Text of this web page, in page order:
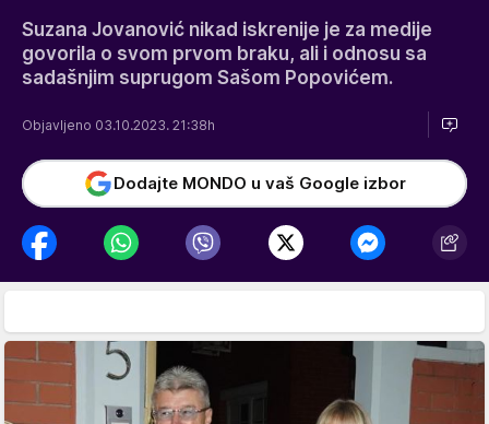
Suzana Jovanović nikad iskrenije je za medije
govorila o svom prvom braku, ali i odnosu sa
sadašnjim suprugom Sašom Popovićem.
Objavljeno 03.10.2023. 21:38h
Dodajte MONDO u vaš Google izbor